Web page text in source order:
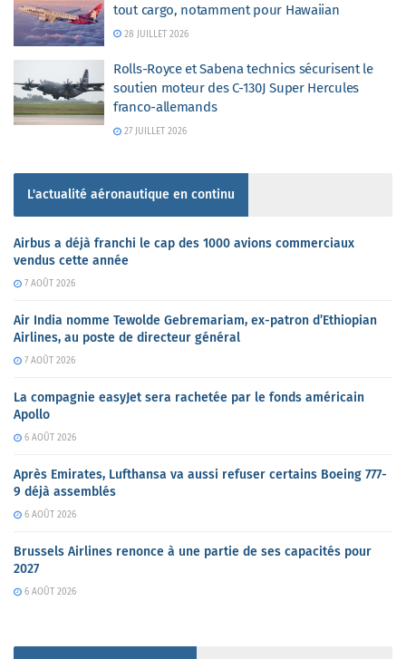
tout cargo, notamment pour Hawaiian
28 JUILLET 2026
Rolls-Royce et Sabena technics sécurisent le
soutien moteur des C-130J Super Hercules
franco-allemands
27 JUILLET 2026
L'actualité aéronautique en continu
Airbus a déjà franchi le cap des 1000 avions commerciaux
vendus cette année
7 AOÛT 2026
Air India nomme Tewolde Gebremariam, ex-patron d’Ethiopian
Airlines, au poste de directeur général
7 AOÛT 2026
La compagnie easyJet sera rachetée par le fonds américain
Apollo
6 AOÛT 2026
Après Emirates, Lufthansa va aussi refuser certains Boeing 777-
9 déjà assemblés
6 AOÛT 2026
Brussels Airlines renonce à une partie de ses capacités pour
2027
6 AOÛT 2026